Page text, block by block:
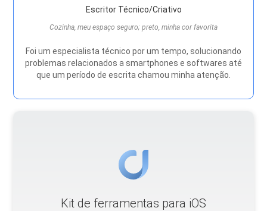
Escritor Técnico/Criativo
Cozinha, meu espaço seguro; preto, minha cor favorita
Foi um especialista técnico por um tempo, solucionando
problemas relacionados a smartphones e softwares até
que um período de escrita chamou minha atenção.
Kit de ferramentas para iOS